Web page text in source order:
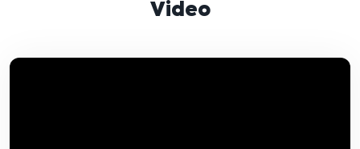
Video